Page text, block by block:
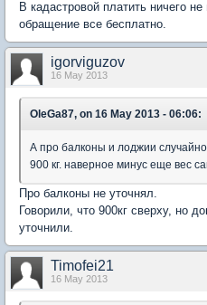
В кадастровой платить ничего
обращение все бесплатно.
igorviguzov
16 May 2013
OleGa87, on 16 May 2013 - 06:06:
А про балконы и лоджии
900 кг. наверное минус еще вес
Про балконы не уточнял.
Говорили, что 900кг сверху, но
уточнили.
Timofei21
16 May 2013